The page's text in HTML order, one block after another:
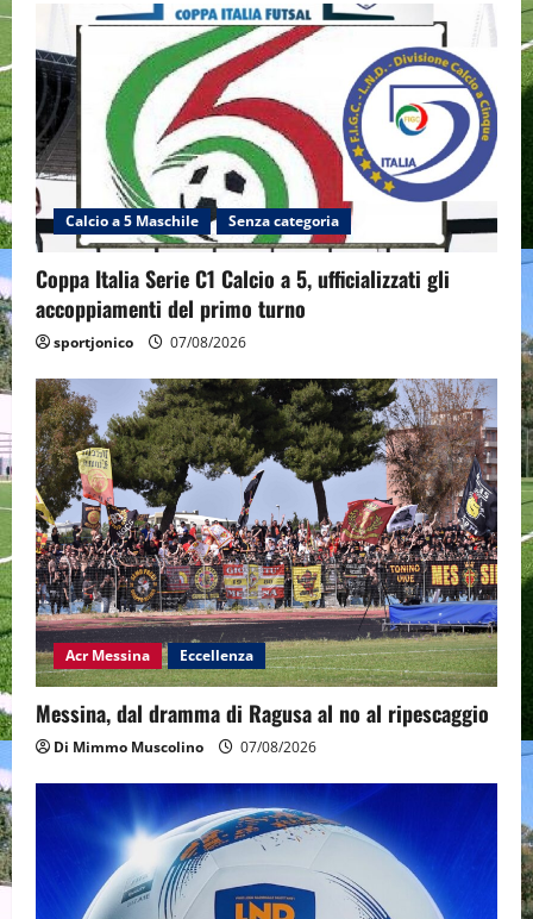
Calcio a 5 Maschile Senza categoria
Coppa Italia Serie C1 Calcio a 5, ufficializzati gli
accoppiamenti del primo turno
sportjonico 07/08/2026
Acr Messina Eccellenza
Messina, dal dramma di Ragusa al no al ripescaggio
Di Mimmo Muscolino 07/08/2026